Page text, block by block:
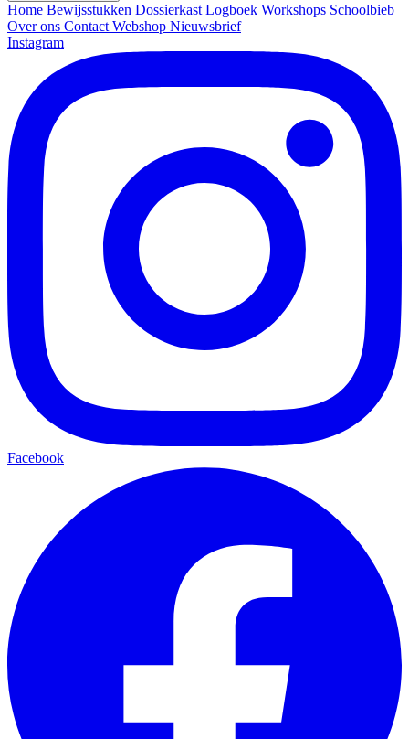
Home Bewijsstukken Dossierkast Logboek Workshops Schoolbieb
Over ons Contact Webshop Nieuwsbrief
Instagram
Facebook